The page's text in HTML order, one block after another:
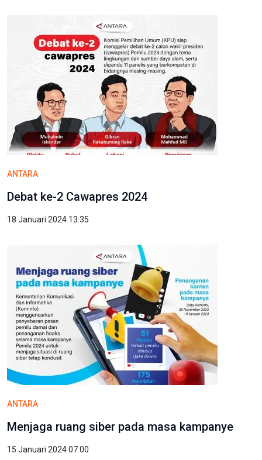
ANTARA
Debat ke-2 Cawapres 2024
18 Januari 2024 13:35
ANTARA
Menjaga ruang siber pada masa kampanye
15 Januari 2024 07:00